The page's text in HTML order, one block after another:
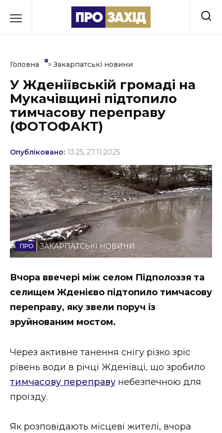
до
Культура
Освіта
Політика
Соціум
Спорт
Стиль життя
Втрачений Ужгород
Втрачений Ужгород (відеоверсія)
ЗАКАРПАТСЬКІ НОВИНИ
НОВИНИ ЗАХІДНОЇ УКРАЇНИ
Головна » Закарпатські новини
У Жденіївській громаді на
Мукачівщині підтопило
тимчасову переправу
(ФОТОФАКТ)
Опубліковано: 13:25, 27.11.2025
ЗАКАРПАТСЬКІ НОВИНИ
Вчора ввечері між селом Підполоззя та
селищем Жденієво підтопило тимчасову
переправу, яку звели поруч із
зруйнованим мостом.
Через активне танення снігу різко зріс
рівень води в річці Жденівці, що зробило
тимчасову переправу небезпечною для
проїзду.
Як розповідають місцеві жителі, вчора